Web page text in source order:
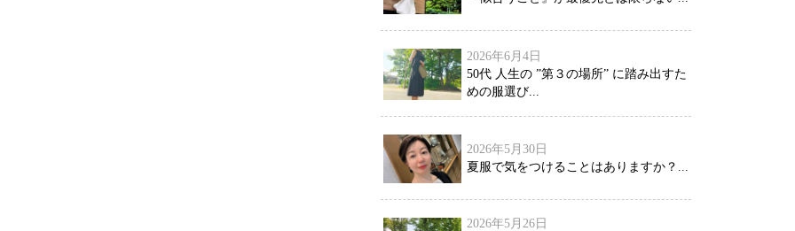
2026年6月4日
50代 人生の ”第３の場所” に踏み出すた
めの服選び...
2026年5月30日
夏服で気をつけることはありますか？...
2026年5月26日